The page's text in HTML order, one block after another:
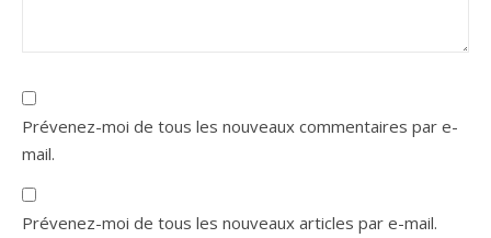
Prévenez-moi de tous les nouveaux commentaires par e-
mail.
Prévenez-moi de tous les nouveaux articles par e-mail.